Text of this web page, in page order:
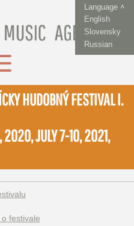
Language ˄
English
Slovensky
Russian
HUDOBNÝ FESTIVAL I.
JULY 7-10, 2021,
festivale